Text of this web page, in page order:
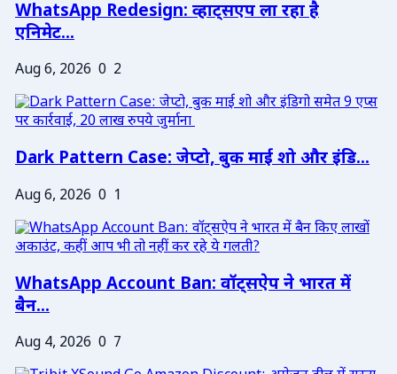
WhatsApp Redesign: व्हाट्सएप ला रहा है
एनिमेट...
Aug 6, 2026 0 2
Dark Pattern Case: जेप्टो, बुक माई शो और इंडि...
Aug 6, 2026 0 1
WhatsApp Account Ban: वॉट्सऐप ने भारत में
बैन...
Aug 4, 2026 0 7